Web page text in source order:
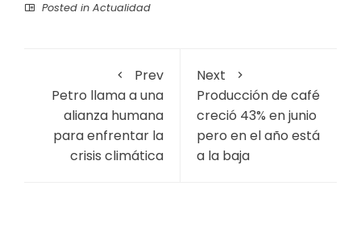
Posted in Actualidad
Prev
Petro llama a una
alianza humana
para enfrentar la
crisis climática
Next
Producción de café
creció 43% en junio
pero en el año está
a la baja